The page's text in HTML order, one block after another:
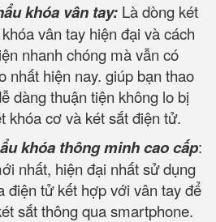
khóa vân tay: Là dòng két
vân tay hiện đại và cách
nhanh chóng mà vẫn có
nhất hiện nay. giúp bạn thao
dàng thuận tiện không lo bị
khóa cơ và két sắt điện tử.
khóa thông minh cao cấp:
nhất, hiện đại nhất sử dụng
điện tử kết hợp với vân tay để
sắt thông qua smartphone.